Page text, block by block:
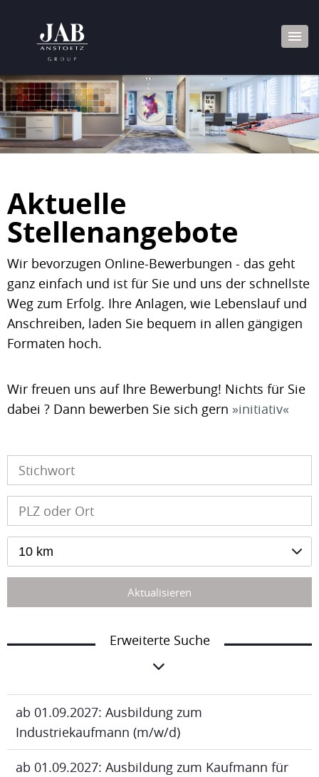
Aktuelle
Stellenangebote
Wir bevorzugen Online-Bewerbungen - das geht
ganz einfach und ist für Sie und uns der schnellste
Weg zum Erfolg. Ihre Anlagen, wie Lebenslauf und
Anschreiben, laden Sie bequem in allen gängigen
Formaten hoch.
Wir freuen uns auf Ihre Bewerbung! Nichts für Sie
dabei ? Dann bewerben Sie sich gern
initiativ
10 km
Aktualisieren
Erweiterte Suche
ab 01.09.2027: Ausbildung zum
Industriekaufmann (m/w/d)
ab 01.09.2027: Ausbildung zum Kaufmann für